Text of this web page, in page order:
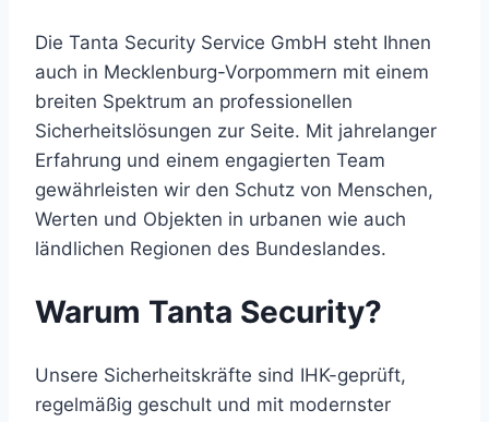
Die Tanta Security Service GmbH steht Ihnen
auch in Mecklenburg-Vorpommern mit einem
breiten Spektrum an professionellen
Sicherheitslösungen zur Seite. Mit jahrelanger
Erfahrung und einem engagierten Team
gewährleisten wir den Schutz von Menschen,
Werten und Objekten in urbanen wie auch
ländlichen Regionen des Bundeslandes.
Warum Tanta Security?
Unsere Sicherheitskräfte sind IHK-geprüft,
regelmäßig geschult und mit modernster